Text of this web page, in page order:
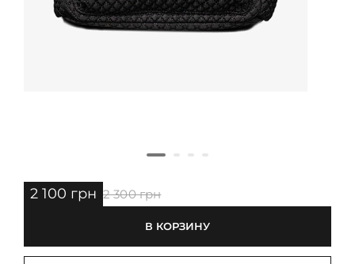
2 100 грн 2 300 грн
В КОРЗИНУ